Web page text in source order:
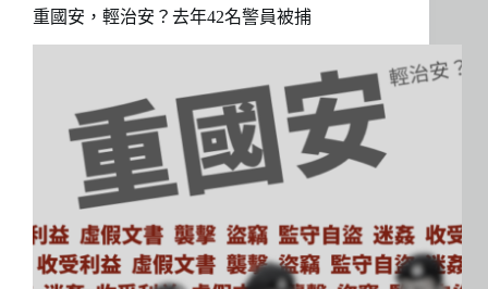
重國安，輕治安？去年42名警員被捕